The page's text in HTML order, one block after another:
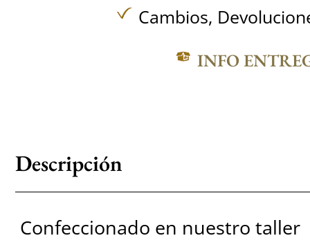
Cambios,
INFO
Descripción
Confeccionado en nuestro taller